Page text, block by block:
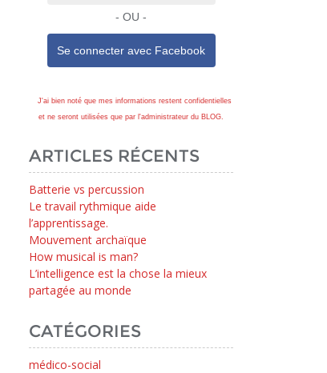
- OU -
Se connecter avec Facebook
J'ai bien noté que mes informations restent confidentielles
et ne seront utilisées que par l'administrateur du BLOG.
ARTICLES RÉCENTS
Batterie vs percussion
Le travail rythmique aide
l’apprentissage.
Mouvement archaïque
How musical is man?
L’intelligence est la chose la mieux
partagée au monde
CATÉGORIES
médico-social